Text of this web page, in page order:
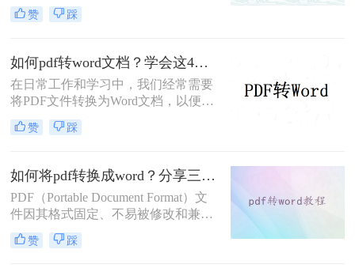
具有更强的编辑和排版功能，便于修
改和分享。那么如何将pdf转换成word
转换成Word的方法。
赞 踩
如何pdf转word文档？学会这4个转换方法就够了！
在日常工作和学习中，我们经常需要
将PDF文件转换为Word文档，以便进
行编辑和修改。然而，不同方法的转
换效果和适用场景各不相同。那么如
常用的PDF转Word方法，帮助您根据
实际需求选择最合适的方式。
赞 踩
如何将pdf转换成word？分享三种实用方法详解！
PDF（Portable Document Format）文
件因其格式固定、不易被修改和兼容
性强等特点，在文档传输和存储中得
到了广泛应用。然而，在某些情况
赞 踩